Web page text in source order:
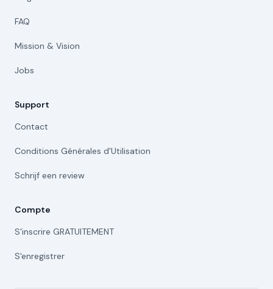
FAQ
Mission & Vision
Jobs
Support
Contact
Conditions Générales d'Utilisation
Schrijf een review
Compte
S'inscrire GRATUITEMENT
S'enregistrer